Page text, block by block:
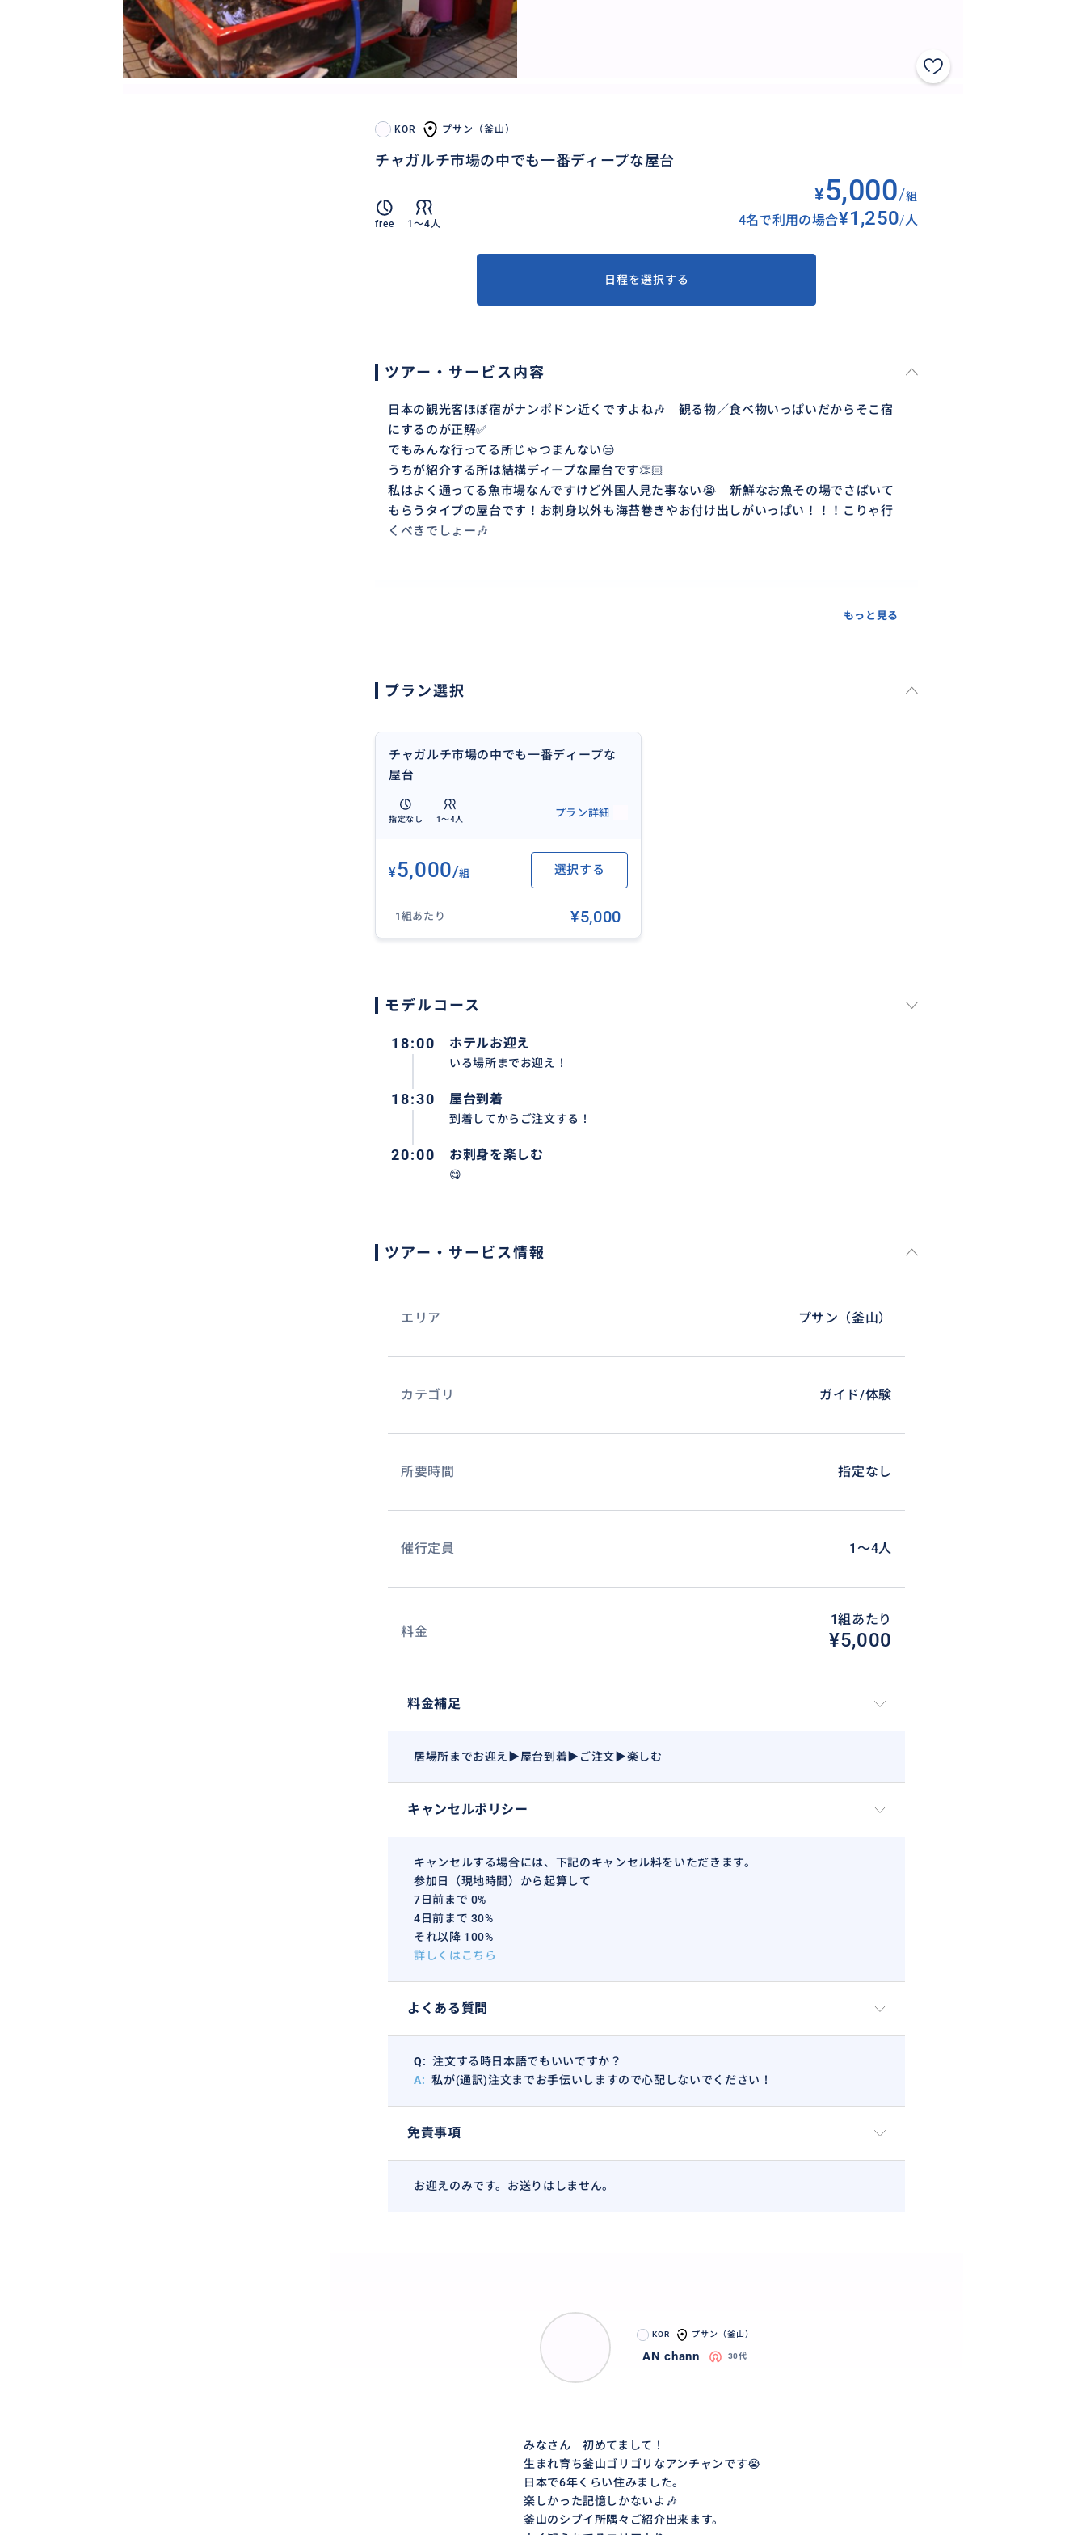
KOR プサン（釜山）
チャガルチ市場の中でも一番ディープな屋台
free 1〜4人
¥5,000/組
4名で利用の場合 ¥1,250/人
日程を選択する
ツアー・サービス内容
日本の観光客ほぼ宿がナンポドン近くですよね🎶 観る物／食べ物いっぱいだからそこ宿
にするのが正解✅
でもみんな行ってる所じゃつまんない😒
うちが紹介する所は結構ディープな屋台です👏🏻
私はよく通ってる魚市場なんですけど外国人見た事ない😭 新鮮なお魚その場でさばいて
もらうタイプの屋台です！お刺身以外も海苔巻きやお付け出しがいっぱい！！！こりゃ行
くべきでしょー🎶
お楽しみ🎶
おすすめ
頼む🙏🏼
お気に入りなお店チョイス！
もっと見る
プラン選択
チャガルチ市場の中でも一番ディープな
屋台
指定なし 1〜4人
プラン詳細
¥5,000/組 選択する
1組あたり ¥5,000
モデルコース
18:00 ホテルお迎え
いる場所までお迎え！
18:30 屋台到着
到着してからご注文する！
20:00 お刺身を楽しむ
😋
ツアー・サービス情報
エリア プサン（釜山）
カテゴリ ガイド/体験
所要時間 指定なし
催行定員 1〜4人
料金
1組あたり
¥5,000
料金補足
居場所までお迎え▶️屋台到着▶️ご注文▶️楽しむ
キャンセルポリシー
キャンセルする場合には、下記のキャンセル料をいただきます。
参加日（現地時間）から起算して
7日前まで 0%
4日前まで 30%
それ以降 100%
詳しくはこちら
よくある質問
Q: 注文する時日本語でもいいですか？
A: 私が(通訳)注文までお手伝いしますので心配しないでください！
免責事項
お迎えのみです。お送りはしません。
KOR プサン（釜山）
AN chann 30代
みなさん 初めてまして！
生まれ育ち釜山ゴリゴリなアンチャンです😭
日本で6年くらい住みました。
楽しかった記憶しかないよ🎶
釜山のシブイ所隅々ご紹介出来ます。